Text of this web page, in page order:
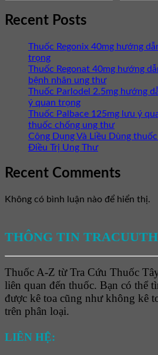
Recent Posts
Thuốc Regonix 40mg hướng
trọng
Thuốc Regonat 40mg hướng
bệnh nhân ung thư
Thuốc Parlodel 2.5mg hướng
ý quan trọng
Thuốc Palbace 125mg lưu ý
thuốc chống ung thư
Công Dụng Và Liều Dùng
Điều Trị Ung Thư
Recent Comments
Không có bình luận nào để hiển thị.
THÔNG TIN
Thuốc A-Z từ Tra Cứu Thuốc
liên quan đến thuốc. Bạn có thể
được kê toa cũng như không kê
trên phân loại.
LIÊN HỆ: